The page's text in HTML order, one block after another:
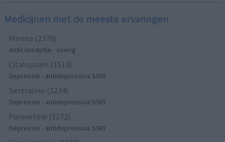
Medicijnen met de meeste ervaringen
Mirena (2378)
Anticonceptie - overig
Citalopram (1513)
Depressie - antidepressiva SSRI
Sertraline (1274)
Depressie - antidepressiva SSRI
Paroxetine (1272)
Depressie - antidepressiva SSRI